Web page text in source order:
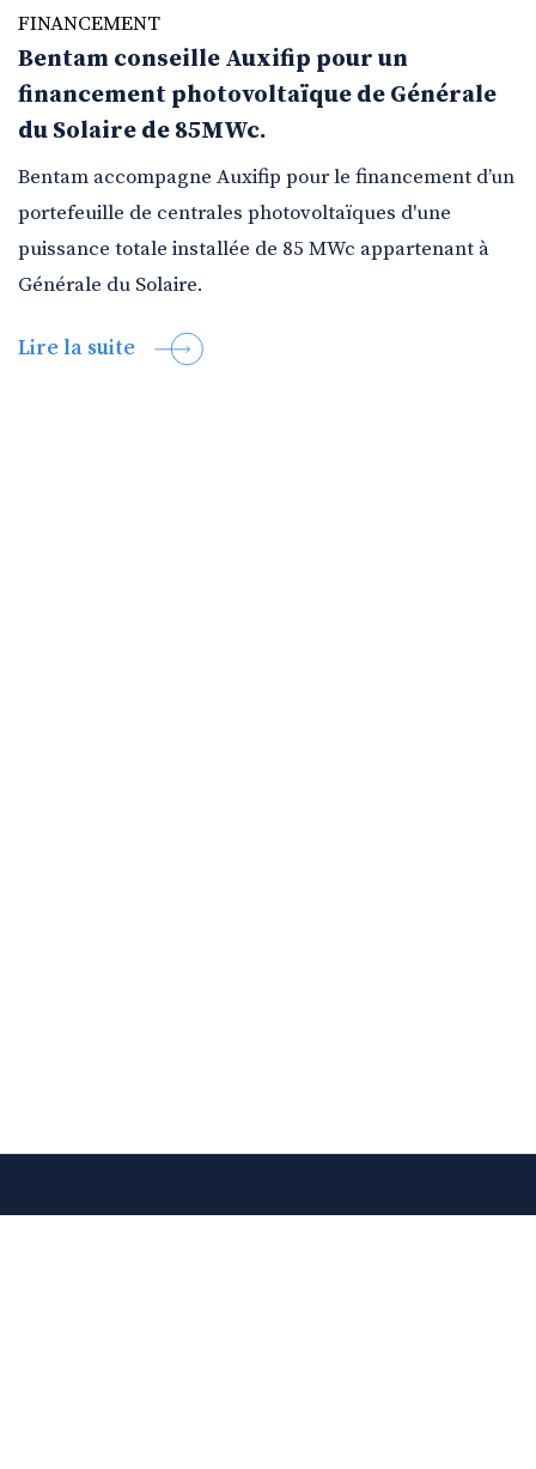
FINANCEMENT
Bentam conseille Auxifip pour un
financement photovoltaïque de Générale
du Solaire de 85MWc.
Bentam accompagne Auxifip pour le financement d’un
portefeuille de centrales photovoltaïques d'une
puissance totale installée de 85 MWc appartenant à
Générale du Solaire.
Lire la suite